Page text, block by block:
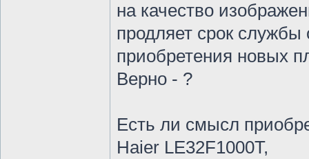
на качество
продляет срок службы
приобретения новых
Верно - ?
Есть ли смысл
Haier LE32F1000T,